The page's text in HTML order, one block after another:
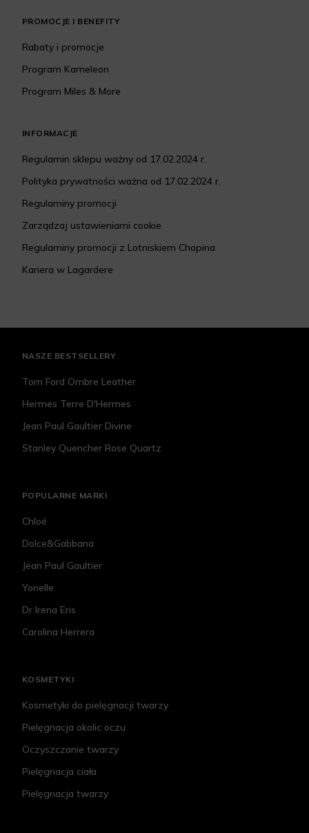
PROMOCJE I BENEFITY
Rabaty i promocje
Program Kameleon
Program Miles & More
INFORMACJE
Regulamin sklepu ważny od 17.02.2024 r.
Polityka prywatności ważna od 17.02.2024 r.
Regulaminy promocji
Zarządzaj ustawieniami cookie
Regulaminy promocji z Lotniskiem Chopina
Kariera w Lagardere
NASZE BESTSELLERY
Tom Ford Ombre Leather
Hermes Terre D'Hermes
Jean Paul Gaultier Divine
Stanley Quencher Rose Quartz
POPULARNE MARKI
Chloé
Dolce&Gabbana
Jean Paul Gaultier
Yonelle
Dr Irena Eris
Carolina Herrera
KOSMETYKI
Kosmetyki do pielęgnacji twarzy
Pielęgnacja okolic oczu
Oczyszczanie twarzy
Pielęgnacja ciała
Pielęgnacja twarzy